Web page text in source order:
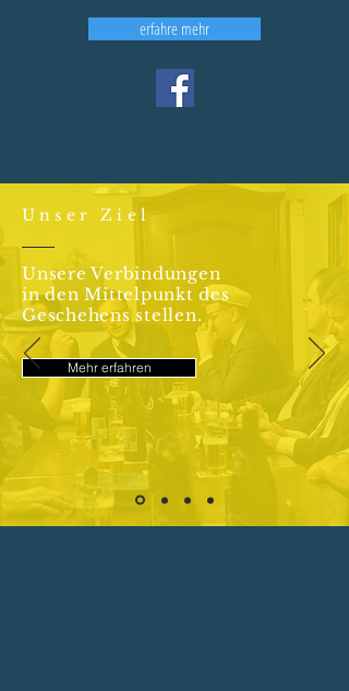
erfahre mehr
Unser Ziel
Unsere Verbindungen
in den Mittelpunkt des
Geschehens stellen.
Mehr erfahren